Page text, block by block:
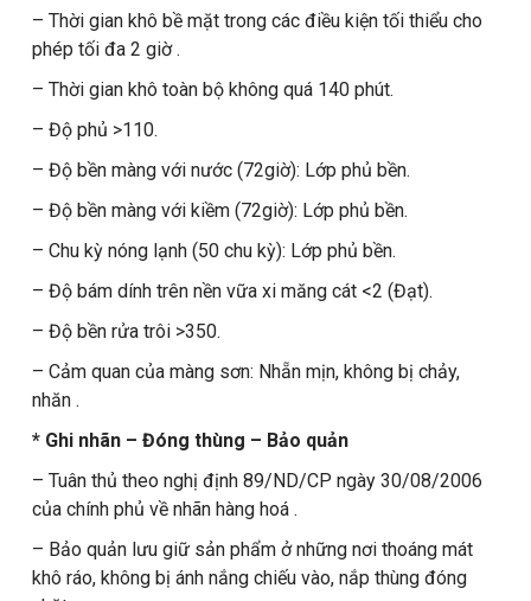
– Thời gian khô bề mặt trong các điều kiện tối thiểu cho
phép tối đa 2 giờ .
– Thời gian khô toàn bộ không quá 140 phút.
– Độ phủ >110.
– Độ bền màng với nước (72giờ): Lớp phủ bền.
– Độ bền màng với kiềm (72giờ): Lớp phủ bền.
– Chu kỳ nóng lạnh (50 chu kỳ): Lớp phủ bền.
– Độ bám dính trên nền vữa xi măng cát <2 (Đạt).
– Độ bền rửa trôi >350.
– Cảm quan của màng sơn: Nhẵn mịn, không bị chảy,
nhăn .
* Ghi nhãn – Đóng thùng – Bảo quản
– Tuân thủ theo nghị định 89/ND/CP ngày 30/08/2006
của chính phủ về nhãn hàng hoá .
– Bảo quản lưu giữ sản phẩm ở những nơi thoáng mát
khô ráo, không bị ánh nắng chiếu vào, nắp thùng đóng